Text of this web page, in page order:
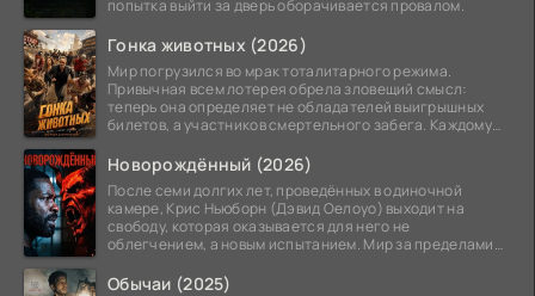
попытка выйти за дверь оборачивается провалом.
Гонка животных (2026)
Мир погрузился во мрак тоталитарного режима.
Привычная всем лотерея обрела зловещий смысл:
теперь она определяет не обладателей выигрышных
билетов, а участников смертельного забега. Каждому
Новорождённый (2026)
После семи долгих лет, проведённых в одиночной
камере, Крис Ньюборн (Дэвид Оелоуо) выходит на
свободу, которая оказывается для него не
облегчением, а новым испытанием. Мир за пределами
Обычаи (2025)